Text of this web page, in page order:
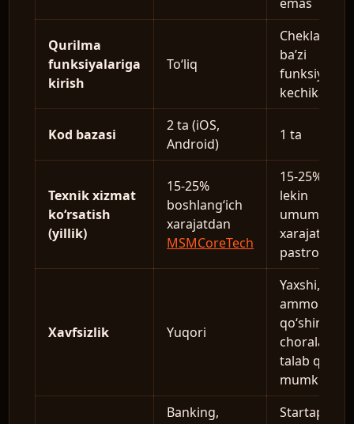
Qurilma
funksiyalariga
kirish
To‘liq
Cheklangan,
ba’zi
funksiyalar
kechikadi
Kod bazasi
2 ta (iOS,
Android)
1 ta
Texnik xizmat
ko‘rsatish
(yillik)
15-25%
boshlang‘ich
xarajatdan
MSMCoreTech
15-25%,
lekin
umumiy
xarajat
pastroq
Xavfsizlik Yuqori
Yaxshi,
ammo
qo‘shimcha
choralar
talab qilishi
mumkin
Banking,
Startaplar,